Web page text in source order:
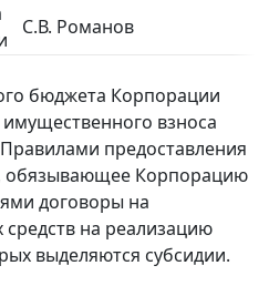
С.В. Романов
бюджета Корпорации
взноса
предоставления
обязывающее Корпорацию
договоры на
на реализацию
выделяются субсидии.